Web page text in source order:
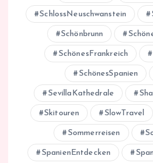
SchlossNeuschwanstein
Schönbrunn
SchönesFrankreich
SchönesSpanien
SevillaKathedrale
Skitouren SlowTravel
Sommerreisen
SpanienEntdecken